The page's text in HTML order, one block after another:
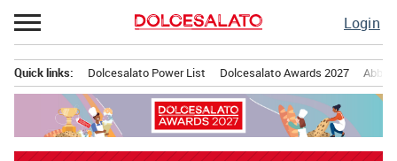
Passa
al
Login
principale
Quick links: Dolcesalato Power List Dolcesalato Awards 2027